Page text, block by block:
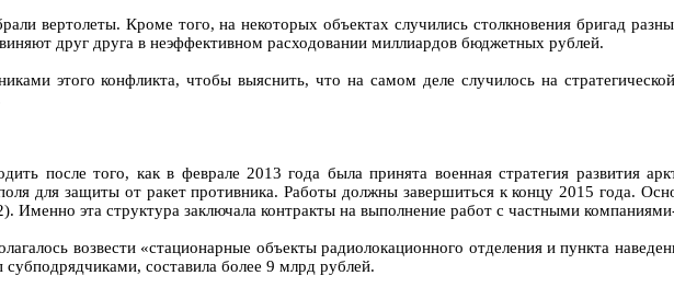
вертолеты. Кроме того, на некоторых объектах случились столкновения бригад
друг друга в неэффективном расходовании миллиардов бюджетных рублей.
этого конфликта, чтобы выяснить, что на самом деле случилось на
после того, как в феврале 2013 года была принята военная стратегия развития
для защиты от ракет противника. Работы должны завершиться к концу 2015 года.
эта структура заключала контракты на выполнение работ с частными
возвести «стационарные объекты радиолокационного отделения и пункта
составила более 9 млрд рублей.